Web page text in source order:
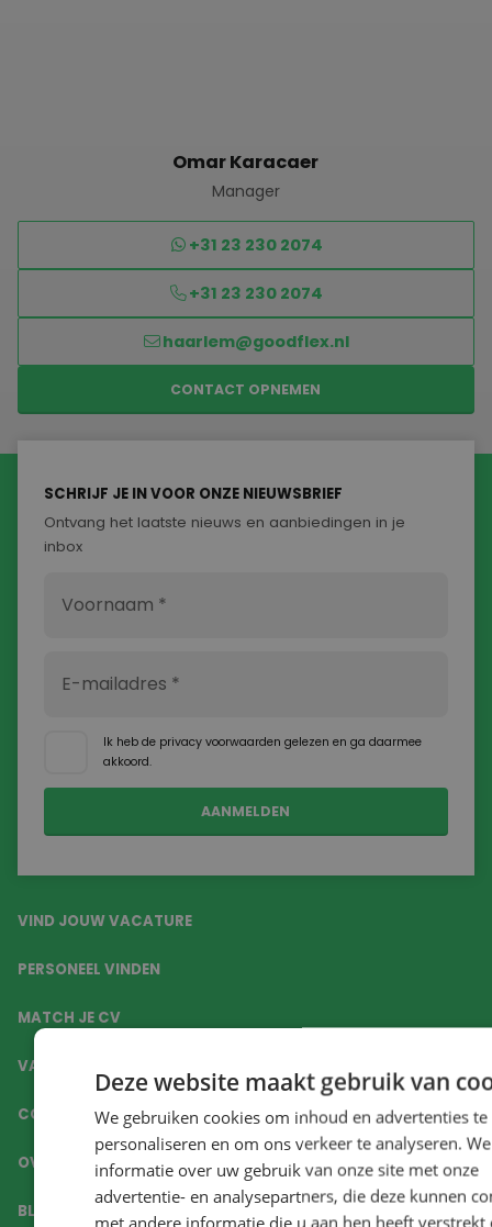
Omar Karacaer
Manager
+31 23 230 2074
+31 23 230 2074
haarlem@goodflex.nl
CONTACT OPNEMEN
SCHRIJF JE IN VOOR ONZE NIEUWSBRIEF
Ontvang het laatste nieuws en aanbiedingen in je
inbox
Ik heb de privacy voorwaarden gelezen en ga daarmee
akkoord.
VIND JOUW VACATURE
PERSONEEL VINDEN
MATCH JE CV
VAKGEBIEDEN
CONTACT
OVER ONS
BLOGS
Deze website maakt gebruik van
We gebruiken cookies om inhoud en advertenties te
personaliseren en om ons verkeer te analyseren.
informatie over uw gebruik van onze site met onze
advertentie- en analysepartners, die deze kunnen
met andere informatie die u aan hen heeft verstrekt